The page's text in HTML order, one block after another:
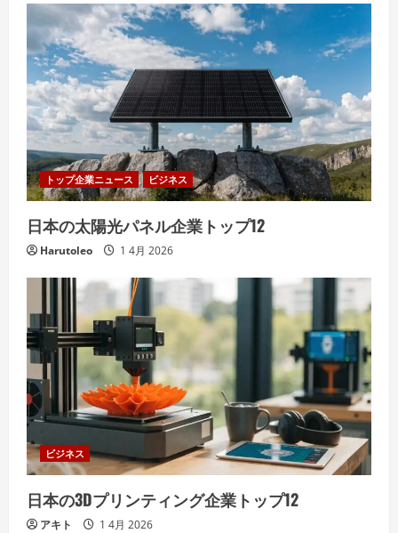
トップ企業ニュース ビジネス
日本の太陽光パネル企業トップ12
Harutoleo 1 4月 2026
ビジネス
日本の3Dプリンティング企業トップ12
アキト 1 4月 2026